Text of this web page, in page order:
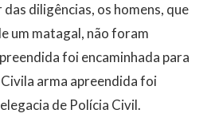
diligências, os homens, que
um matagal, não foram
foi encaminhada para
arma apreendida foi
de Polícia Civil.